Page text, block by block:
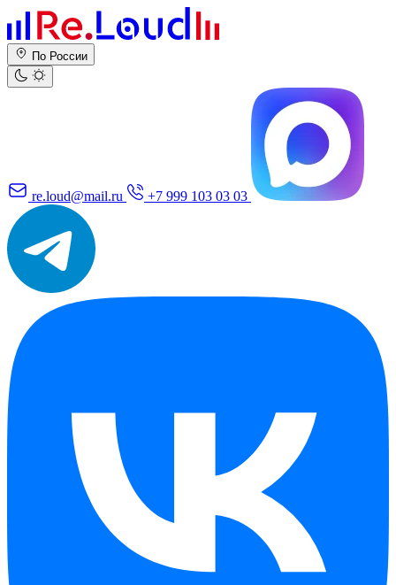
По России
re.loud@mail.ru +7 999 103 03 03